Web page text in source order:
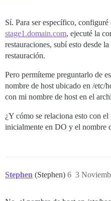
Sí. Para ser específico,
stage1.domain.com, ejecuté la
restauraciones, subí esto desde
restauración.
Pero permíteme preguntarlo de
nombre de host ubicado en /etc/
con mi nombre de host en el
¿Y cómo se relaciona esto con
inicialmente en DO y el nombre
Stephen (Stephen) 3
6